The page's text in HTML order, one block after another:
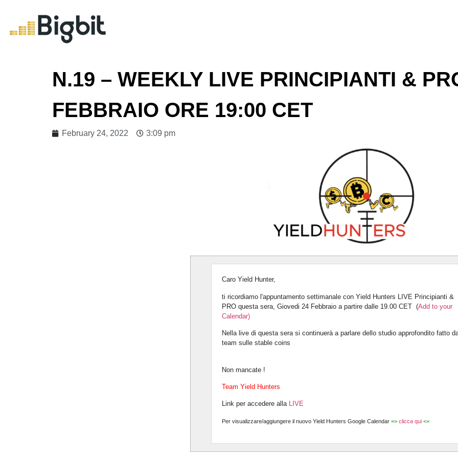
N.19 – WEEKLY LIVE PRINCIPIANTI &
FEBBRAIO ORE 19:00 CET
February 24, 2022 3:09 pm
Caro Yield Hunter,
ti ricordiamo l'appuntamento settimanale con Yield Hunters LIVE Principianti &
PRO questa sera, Giovedi 24 Febbraio a partire dalle 19.00 CET (Add to your
Calendar)
Nella live di questa sera si continuerà a parlare dello studio approfondito fatto
team sulle stable coins
Non mancate !
Team Yield Hunters
Link per accedere alla LIVE
Per visualizzare/aggiungere il nuovo Yield Hunters Google Calendar => clicca qui <=